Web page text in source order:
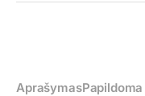
Aprašymas